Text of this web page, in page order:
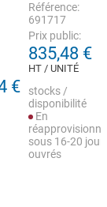
€
Référence:
691717
Prix public:
835,48 €
HT / UNITÉ
stocks /
disponibilité
En
sous 16-20
ouvrés